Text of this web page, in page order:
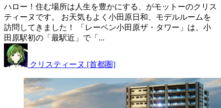
ハロー！住む場所は人生を豊かにする、がモットーのクリス
ティーヌです。 お天気もよく小田原日和、モデルルームを
訪問してきました！ 「レーベン小田原ザ・タワー」は、小
田原駅初の「最駅近」で「...
クリスティーヌ [首都圏]